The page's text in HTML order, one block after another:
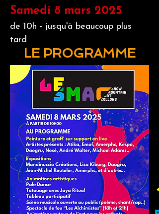
Samedi 8 mars 2025
de 10h - jusqu'à beaucoup plus
tard
LE PROGRAMME